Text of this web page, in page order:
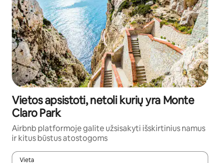
Vietos apsistoti, netoli kurių yra Monte
Claro Park
Airbnb platformoje galite užsisakyti išskirtinius namus
ir kitus būstus atostogoms
Vieta